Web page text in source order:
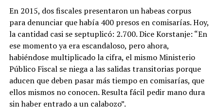
En 2015, dos fiscales presentaron un habeas corpus
para denunciar que había 400 presos en comisarías. Hoy,
la cantidad casi se septuplicó: 2.700. Dice Korstanje: “En
ese momento ya era escandaloso, pero ahora,
habiéndose multiplicado la cifra, el mismo Ministerio
Público Fiscal se niega a las salidas transitorias porque
aducen que deben pasar más tiempo en comisarías, que
ellos mismos no conocen. Resulta fácil pedir mano dura
sin haber entrado a un calabozo”.